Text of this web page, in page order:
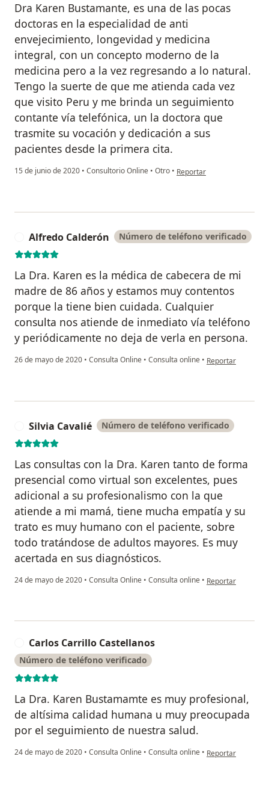
Dra Karen Bustamante, es una de las pocas
doctoras en la especialidad de anti
envejecimiento, longevidad y medicina
integral, con un concepto moderno de la
medicina pero a la vez regresando a lo natural.
Tengo la suerte de que me atienda cada vez
que visito Peru y me brinda un seguimiento
contante vía telefónica, un la doctora que
trasmite su vocación y dedicación a sus
pacientes desde la primera cita.
15 de junio de 2020 • Consultorio Online • Otro • en opinión del usuario J
Reportar
Alfredo Calderón Número de teléfono verificado
La Dra. Karen es la médica de cabecera de mi
madre de 86 años y estamos muy contentos
porque la tiene bien cuidada. Cualquier
consulta nos atiende de inmediato vía teléfono
y periódicamente no deja de verla en persona.
26 de mayo de 2020 • Consulta Online • Consulta online • en opinión del
Reportar
Silvia Cavalié Número de teléfono verificado
Las consultas con la Dra. Karen tanto de forma
presencial como virtual son excelentes, pues
adicional a su profesionalismo con la que
atiende a mi mamá, tiene mucha empatía y su
trato es muy humano con el paciente, sobre
todo tratándose de adultos mayores. Es muy
acertada en sus diagnósticos.
24 de mayo de 2020 • Consulta Online • Consulta online • en opinión del
Reportar
Carlos Carrillo Castellanos
Número de teléfono verificado
La Dra. Karen Bustamamte es muy profesional,
de altísima calidad humana u muy preocupada
por el seguimiento de nuestra salud.
24 de mayo de 2020 • Consulta Online • Consulta online • en opinión del
Reportar